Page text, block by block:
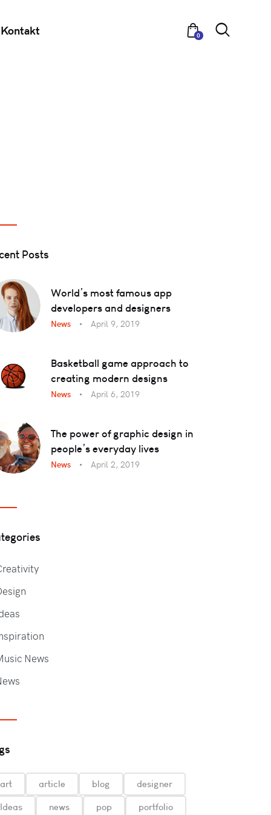
Kontakt 0
Posts
World’s most famous app
developers and designers
News April 9, 2019
Basketball game approach to
creating modern designs
News April 6, 2019
The power of graphic design in
people’s everyday lives
News April 2, 2019
News
art article blog
designer
Ideas
news pop
portfolio